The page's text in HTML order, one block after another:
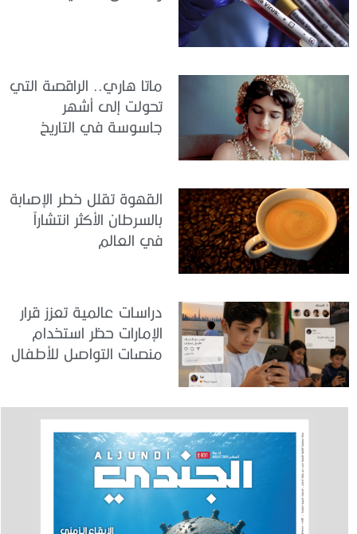
ماتا هاري.. الراقصة التي
تحولت إلى أشهر
جاسوسة في التاريخ
القهوة تقلل خطر الإصابة
بالسرطان الأكثر انتشاراً
في العالم
دراسات عالمية تعزز قرار
الإمارات حظر استخدام
منصات التواصل للأطفال